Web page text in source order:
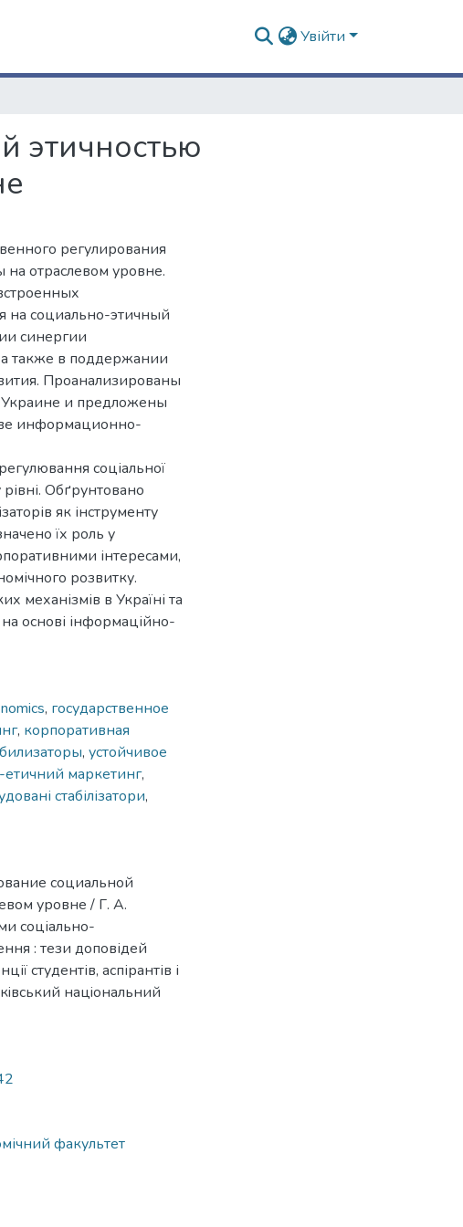
Увійти
этичностью
регулирования
отраслевом уровне.
на социально-этичный
синергии
также в поддержании
Проанализированы
и предложены
информационно-
соціальної
Обґрунтовано
як інструменту
їх роль у
інтересами,
розвитку.
механізмів в Україні та
основі інформаційно-
, государственное
, корпоративная
, устойчивое
етичний маркетинг,
стабілізатори,
социальной
уровне / Г. А.
соціально-
: тези доповідей
студентів, аспірантів і
нацiональний
факультет